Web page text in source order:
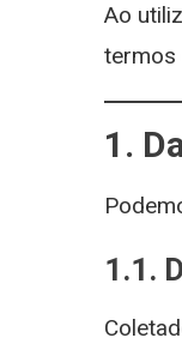
Ao
termos
1.
1.1.